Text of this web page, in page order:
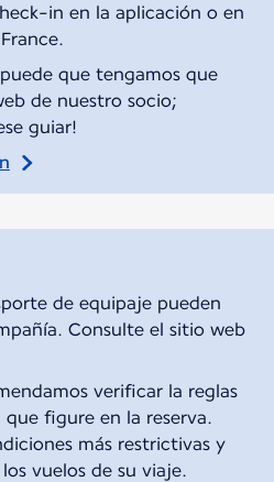
in en la aplicación o en
que tengamos que
de nuestro socio;
guiar!
de equipaje pueden
Consulte el sitio web
verificar la reglas
figure en la reserva.
más restrictivas y
vuelos de su viaje.